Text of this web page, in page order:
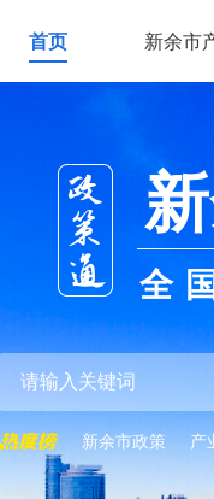
首页 新余市
全
新余市政策 产